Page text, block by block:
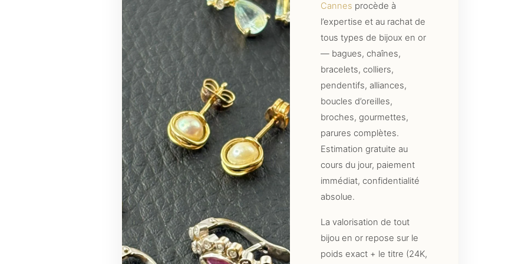
Cannes procède à
l’expertise et au rachat de
tous types de bijoux en or
— bagues, chaînes,
bracelets, colliers,
pendentifs, alliances,
boucles d’oreilles,
broches, gourmettes,
parures complètes.
Estimation gratuite au
cours du jour, paiement
immédiat, confidentialité
absolue.
La valorisation de tout
bijou en or repose sur le
poids exact + le titre (24K,